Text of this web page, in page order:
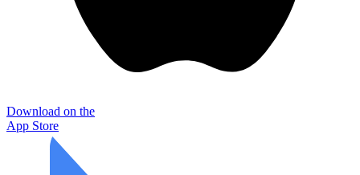
Download on the
App Store